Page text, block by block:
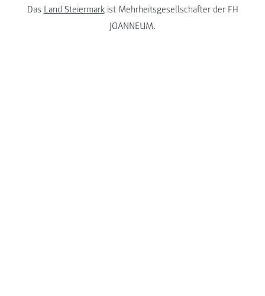
Das Land Steiermarkist Mehrheitsgesellschafter der FH
JOANNEUM.